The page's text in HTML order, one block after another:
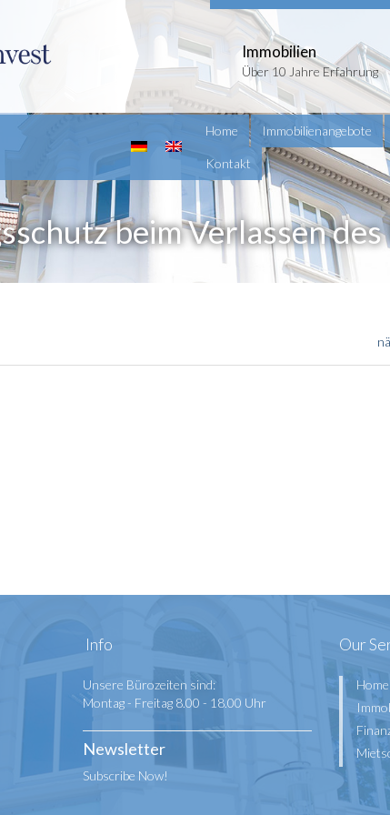
Immobilien
Über 10 Jahre Erfahrung
Home Immobilienangebote
Kontakt
beim Verlassen
Info
Unsere Bürozeiten sind:
Montag - Freitag 8.00 - 18.00 Uhr
Newsletter
Subscribe Now!
Our
Home